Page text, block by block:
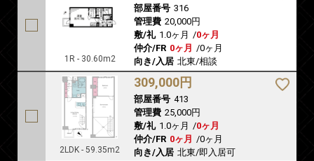
1R - 30.60m2
部屋番号 316
管理費 20,000円
敷/礼 1.0ヶ月 /0ヶ月
仲介/FR 0ヶ月 /0ヶ月
向き/入居 北東/相談
2LDK - 59.35m2
309,000円
部屋番号 413
管理費 25,000円
敷/礼 1.0ヶ月 /0ヶ月
仲介/FR 0ヶ月 /0ヶ月
向き/入居 北東/即入居可